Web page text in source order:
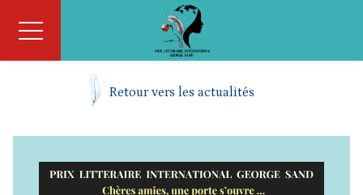
Retour vers les actualités